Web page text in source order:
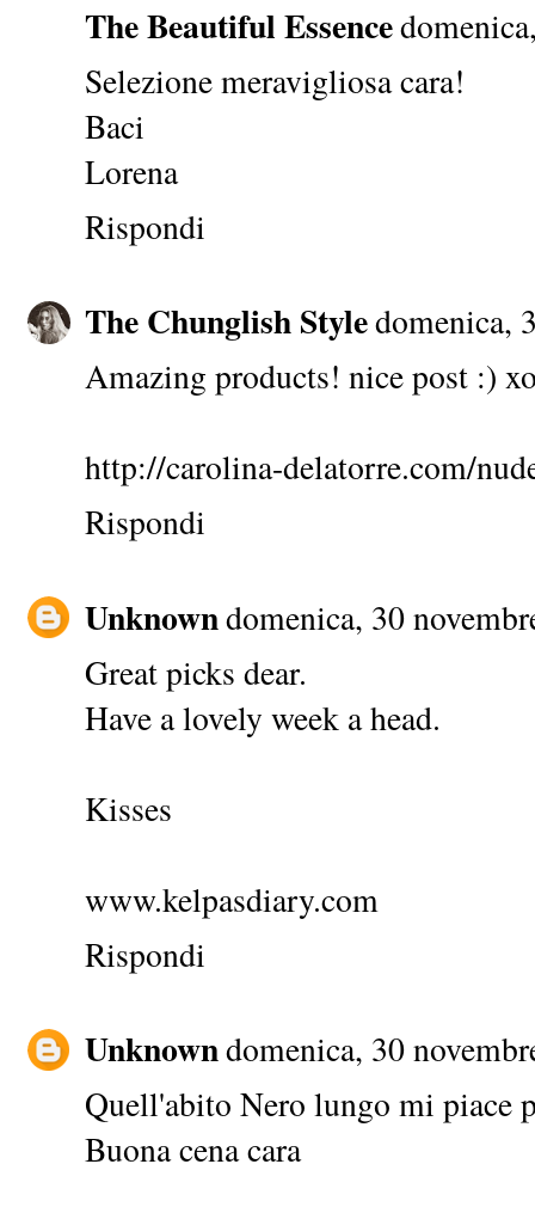
The Beautiful Essence
Selezione meravigliosa cara!
Baci
Lorena
Rispondi
The Chunglish Styledomenica,
Amazing products! nice post :)
http://carolina-delatorre.com/
Rispondi
Unknowndomenica, 30
Great picks dear.
Have a lovely week a head.
Kisses
www.kelpasdiary.com
Rispondi
Unknowndomenica, 30
Quell'abito Nero lungo mi piace
Buona cena cara